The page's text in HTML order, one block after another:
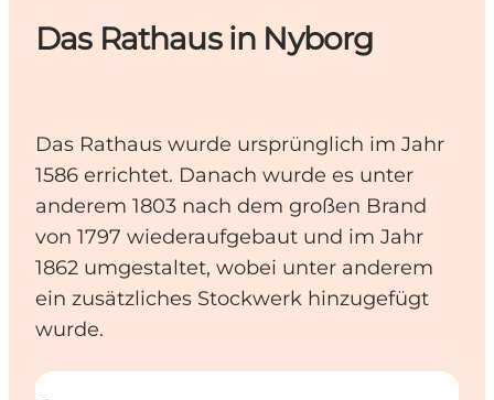
Das Rathaus in Nyborg
Das Rathaus wurde ursprünglich im Jahr
1586 errichtet. Danach wurde es unter
anderem 1803 nach dem großen Brand
von 1797 wiederaufgebaut und im Jahr
1862 umgestaltet, wobei unter anderem
ein zusätzliches Stockwerk hinzugefügt
wurde.